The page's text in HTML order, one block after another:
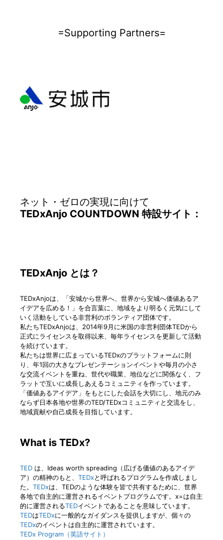
=Supporting Partners=
ネット・ゼロの実現に向けて
TEDxAnjo COUNTDOWN 特設サイト：
TEDxAnjo とは？
TEDxAnjoは、「安城から世界へ、世界から安城へ価値あるア
イデアを広める！」を合言葉に、地域をより明るく元気にして
いく活動をしている非営利のボランティア団体です。
私たちTEDxAnjoは、2014年9月に米国の非営利団体TEDから
正式にライセンスを取得以来、毎年ライセンスを更新して活動
を続けています。
私たちは世界に広まっているTEDxのプラットフォームに則
り、年1回の大きなプレゼンテーションイベントや毎月の小さ
な交流イベントを重ね、世代や職業、地位などに関係なく、フ
ラットで互いに成長しあえるコミュニティを作っています。
「価値あるアイデア」をもとにした会話を大切にし、地元のみ
ならず日本各地や世界のTED/TEDxコミュニティと交流をし、
地域貢献や自己成長を目指しています。
What is TEDx?
TED は、Ideas worth spreading（広げる価値のあるアイデ
ア）の精神のもと、 TEDxと呼ばれるプログラムを作成しまし
た。 TEDxは、TEDのような体験を皆で共有するために、世界
各地で自主的に運営されるイベントプログラムです。x=は自主
的に運営されるTEDイベントであることを意味しています。
TEDはTEDxに一般的なガイダンスを提供しますが、個々の
TEDxのイベントは自主的に運営されています。
TEDx Program（英語サイト）